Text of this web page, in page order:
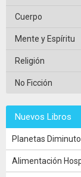
Cuerpo
Mente y Espíritu
Religión
No Ficción
Nuevos Libros
Planetas
Alimentación